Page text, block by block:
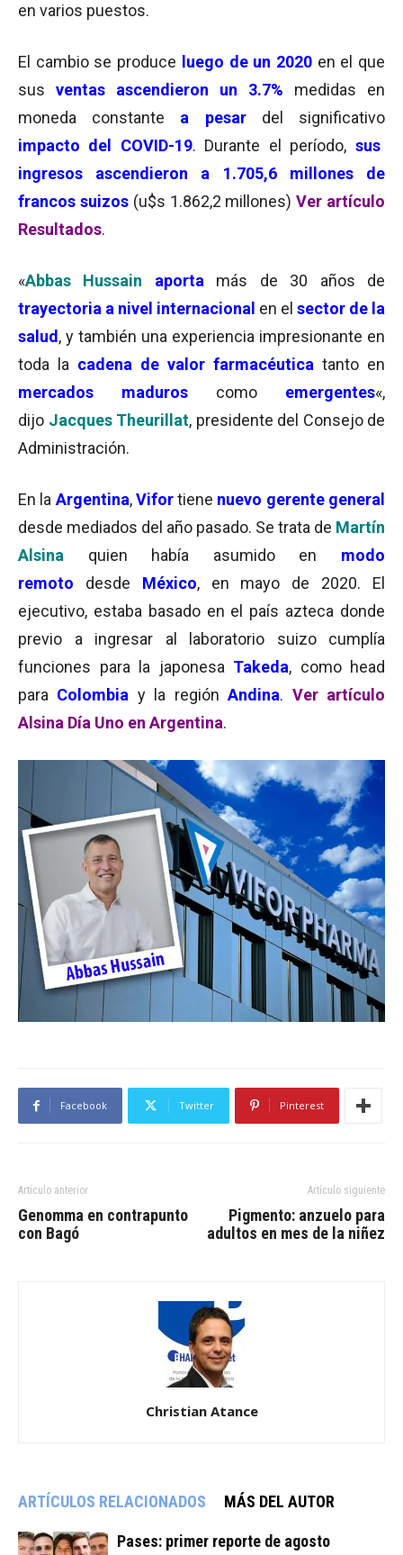
en varios puestos.
El cambio se produce luego de un 2020en el que
sus ventas ascendieron un 3.7% medidas en
moneda constante a pesardel significativo
impacto del COVID-19. Durante el período, sus
ingresos ascendieron
a 1.705,6 millones de
francos suizos(u$s 1.862,2 millones)Ver artículo
Resultados.
«Abbas Hussain aporta más de 30 años de
trayectoria a nivel internacional en el sector de la
salud , y también una experiencia impresionante en
toda la cadena de valor farmacéutica tanto en
mercados maduros como emergentes«,
dijo Jacques Theurillat, presidente del Consejo de
Administración.
En la Argentina,Vifortiene nuevo gerente general
desde mediados del año pasado. Se trata de Martín
Alsina
quien había asumido en
modo
remoto desde México, en mayo de 2020. El
ejecutivo, estaba basado en el país azteca donde
previo a ingresar al laboratorio suizo cumplía
funciones para la japonesa Takeda, como head
para Colombia y la regiónAndina. Ver artículo
Alsina Día Uno en Argentina.
Facebook Twitter Pinterest
Artículo anterior
Genomma en contrapunto
con Bagó
Artículo siguiente
Pigmento: anzuelo para
adultos en mes de la niñez
Christian Atance
ARTÍCULOS RELACIONADOS MÁS DEL AUTOR
Pases: primer reporte de agosto